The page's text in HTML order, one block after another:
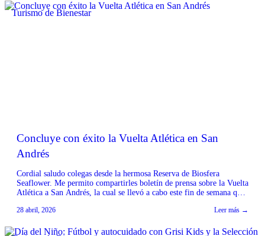
Turismo de Bienestar
Concluye con éxito la Vuelta Atlética en San
Andrés
Cordial saludo colegas desde la hermosa Reserva de Biosfera
Seaflower. Me permito compartirles boletín de prensa sobre la Vuelta
Atlética a San Andrés, la cual se llevó a cabo este fin de semana que
importantes medios de comunicación. Fuente: Boletín de Prensa
28 abril, 2026 Leer más →